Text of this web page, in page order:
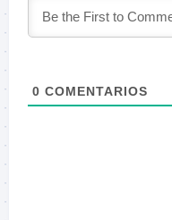
0 COMENTARIOS